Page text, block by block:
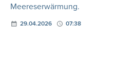
Meereserwärmung.
29.04.2026 07:38